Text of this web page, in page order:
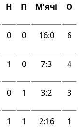
Н П М’ячі О
0 0 16:0 6
1 0 7:3 4
0 1 3:2 3
1 1 2:16 1